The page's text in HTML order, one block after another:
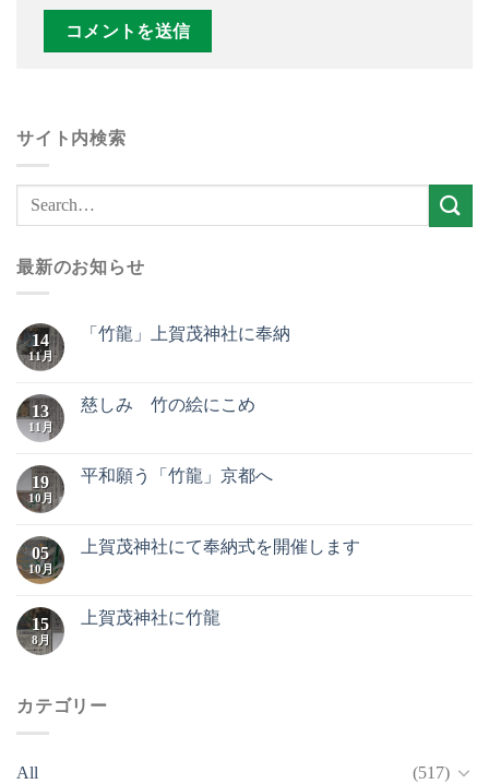
サイト内検索
最新のお知らせ
14
11月
「竹龍」上賀茂神社に奉納
13
11月
慈しみ 竹の絵にこめ
19
10月
平和願う「竹龍」京都へ
05
10月
上賀茂神社にて奉納式を開催します
15
8月
上賀茂神社に竹龍
カテゴリー
All (517)